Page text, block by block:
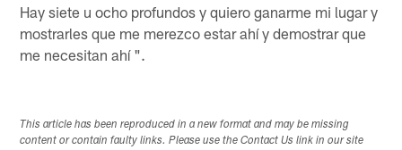
Hay siete u ocho profundos y quiero ganarme mi lugar y
mostrarles que me merezco estar ahí y demostrar que
me necesitan ahí ".
This article has been reproduced in a new format and may be missing
content or contain faulty links. Please use the Contact Us link in our site